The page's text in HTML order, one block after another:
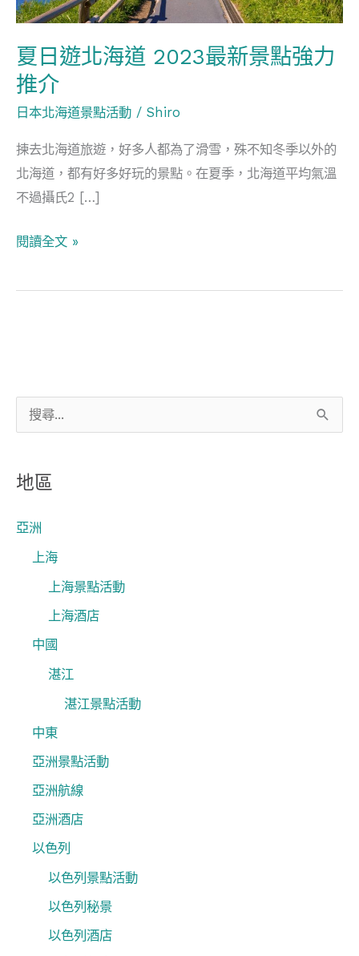
關
鍵
字
地區
亞洲
上海
上海景點活動
上海酒店
中國
湛江
湛江景點活動
中東
亞洲景點活動
亞洲航線
亞洲酒店
以色列
以色列景點活動
以色列秘景
以色列酒店
夏日遊北海道 2023最新景點強力
推介
日本北海道景點活動 / Shiro
揀去北海道旅遊，好多人都為了滑雪，殊不知冬季以外的
北海道，都有好多好玩的景點。在夏季，北海道平均氣溫
不過攝氏2 […]
新
點
強
力
介
閱讀全文 »